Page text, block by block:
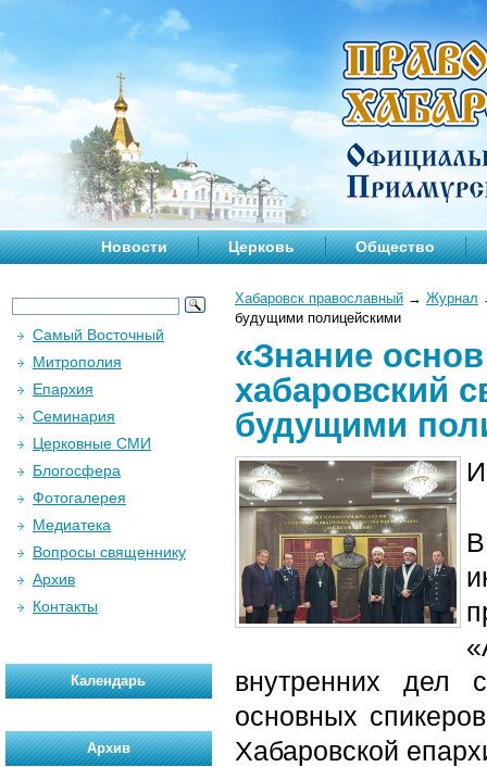
Новости Церковь Общество
Хабаровск православный → Журнал
будущими полицейскими
«Знание
хабаровский
будущими
внутренних дел
основных
Хабаровской
Самый Восточный
Митрополия
Епархия
Семинария
Церковные СМИ
Блогосфера
Фотогалерея
Медиатека
Вопросы священнику
Архив
Контакты
Календарь
Архив